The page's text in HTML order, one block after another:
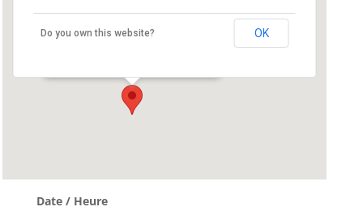
Festival Eté 66 – Total Festum
Do you own this website? OK
Date / Heure